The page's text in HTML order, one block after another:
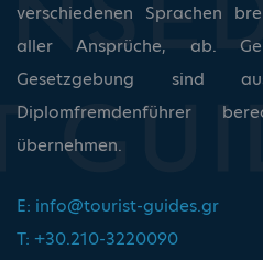
verschiedenen Sprachen
aller Ansprüche, ab.
Gesetzgebung sind
Diplomfremdenführer
übernehmen.
E: info@tourist-guides.gr
T: +30.210-3220090